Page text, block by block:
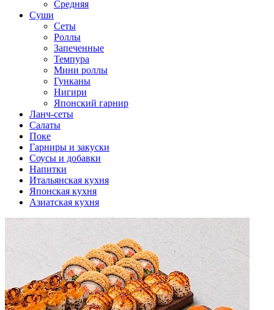
Средняя
Суши
Сеты
Роллы
Запеченные
Темпура
Мини роллы
Гунканы
Нигири
Японский гарнир
Ланч-сеты
Салаты
Поке
Гарниры и закуски
Соусы и добавки
Напитки
Итальянская кухня
Японская кухня
Азиатская кухня